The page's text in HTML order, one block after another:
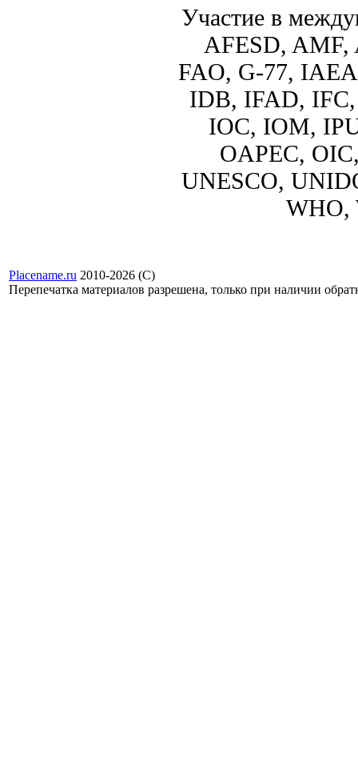
Участие в
AFESD,
FAO, G-77,
IDB, IFAD,
IOC, IOM,
OAPEC,
UNESCO,
WHO,
Placename.ru 2010-2026 (С)
Перепечатка материалов разрешена, только при наличии